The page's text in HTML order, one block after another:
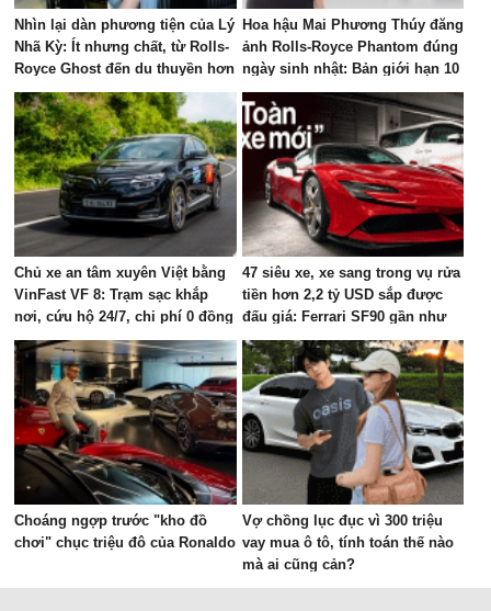
Nhìn lại dàn phương tiện của Lý
Nhã Kỳ: Ít nhưng chất, từ Rolls-
Royce Ghost đến du thuyền hơn
100 tỷ đồng
Hoa hậu Mai Phương Thúy đăng
ảnh Rolls-Royce Phantom đúng
ngày sinh nhật: Bản giới hạn 10
chiếc toàn cầu, giá quy đổi gần
68 tỷ đồng
Chủ xe an tâm xuyên Việt bằng
VinFast VF 8: Trạm sạc khắp
nơi, cứu hộ 24/7, chi phí 0 đồng
47 siêu xe, xe sang trong vụ rửa
tiền hơn 2,2 tỷ USD sắp được
đấu giá: Ferrari SF90 gần như
mới, Rolls-Royce xếp hàng dài
Choáng ngợp trước "kho đồ
chơi" chục triệu đô của Ronaldo
Vợ chồng lục đục vì 300 triệu
vay mua ô tô, tính toán thế nào
mà ai cũng cản?